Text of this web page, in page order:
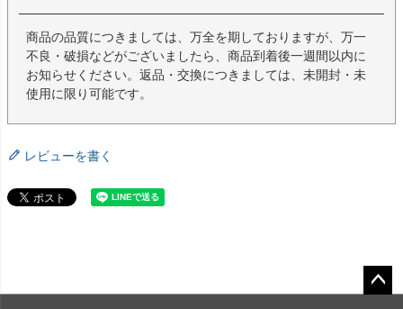
商品の品質につきましては、万全を期しておりますが、万一
不良・破損などがございましたら、商品到着後一週間以内に
お知らせください。返品・交換につきましては、未開封・未
使用に限り可能です。
レビューを書く